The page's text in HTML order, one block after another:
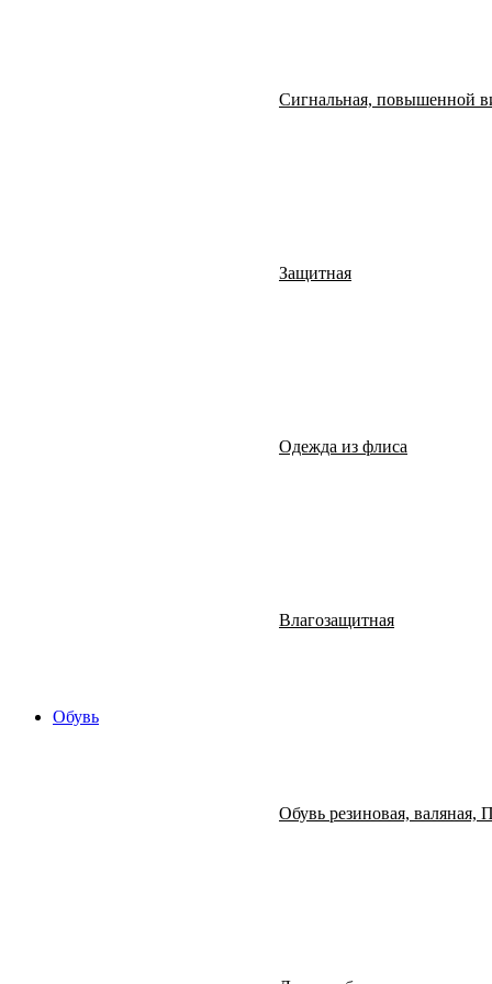
Сигнальная, повышенной
Защитная
Одежда из флиса
Влагозащитная
Обувь
Обувь резиновая,